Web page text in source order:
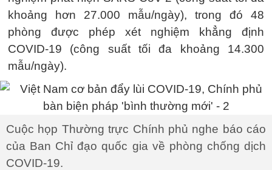
khoảng hơn 27.000 mẫu/ngày), trong đó 48
phòng được phép xét nghiệm khẳng định
COVID-19 (công suất tối đa khoảng 14.300
mẫu/ngày).
Cuộc họp Thường trực Chính phủ nghe báo cáo
của Ban Chỉ đạo quốc gia về phòng chống dịch
COVID-19.